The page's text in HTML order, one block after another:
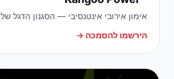
אימון אירובי אינטנסיבי — הסגנון הדגל של Kangoo Jumps
הירשמו להסמכה →